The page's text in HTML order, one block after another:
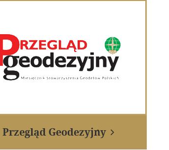
Przegląd Geodezyjny 